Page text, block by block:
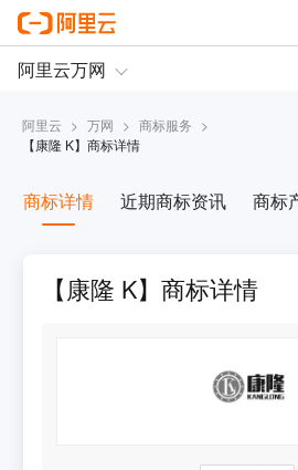
阿里云 > 万网 > 商标服务 >
【康隆 K】商标详情
商标详情 近期商标资讯 商标
【康隆 K】商标详情